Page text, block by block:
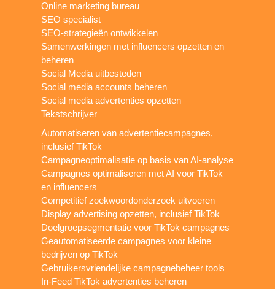
Online marketing bureau
SEO specialist
SEO-strategieën ontwikkelen
Samenwerkingen met influencers opzetten en
beheren
Social Media uitbesteden
Social media accounts beheren
Social media advertenties opzetten
Tekstschrijver
Automatiseren van advertentiecampagnes,
inclusief TikTok
Campagneoptimalisatie op basis van AI-analyse
Campagnes optimaliseren met AI voor TikTok
en influencers
Competitief zoekwoordonderzoek uitvoeren
Display advertising opzetten, inclusief TikTok
Doelgroepsegmentatie voor TikTok campagnes
Geautomatiseerde campagnes voor kleine
bedrijven op TikTok
Gebruikersvriendelijke campagnebeheer tools
In-Feed TikTok advertenties beheren